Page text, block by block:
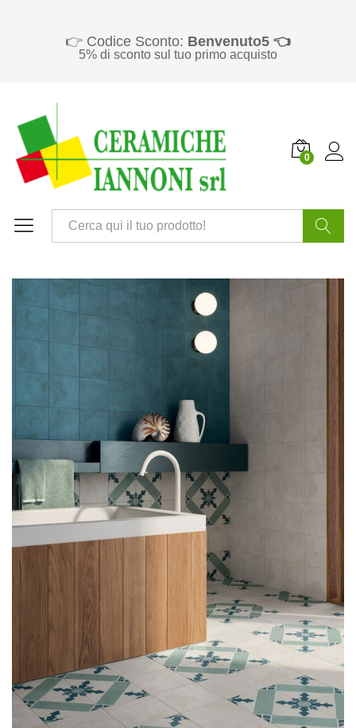
👉 Codice Sconto: Benvenuto5 👈
5% di sconto sul tuo primo acquisto
0